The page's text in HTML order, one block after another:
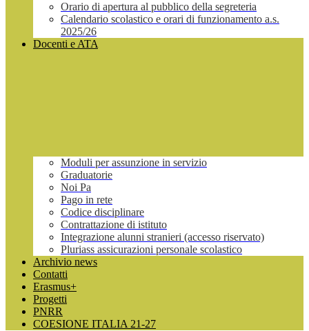
Orario di apertura al pubblico della segreteria
Calendario scolastico e orari di funzionamento a.s.
2025/26
Docenti e ATA
Moduli per assunzione in servizio
Graduatorie
Noi Pa
Pago in rete
Codice disciplinare
Contrattazione di istituto
Integrazione alunni stranieri (accesso riservato)
Pluriass assicurazioni personale scolastico
Archivio news
Contatti
Erasmus+
Progetti
PNRR
COESIONE ITALIA 21-27